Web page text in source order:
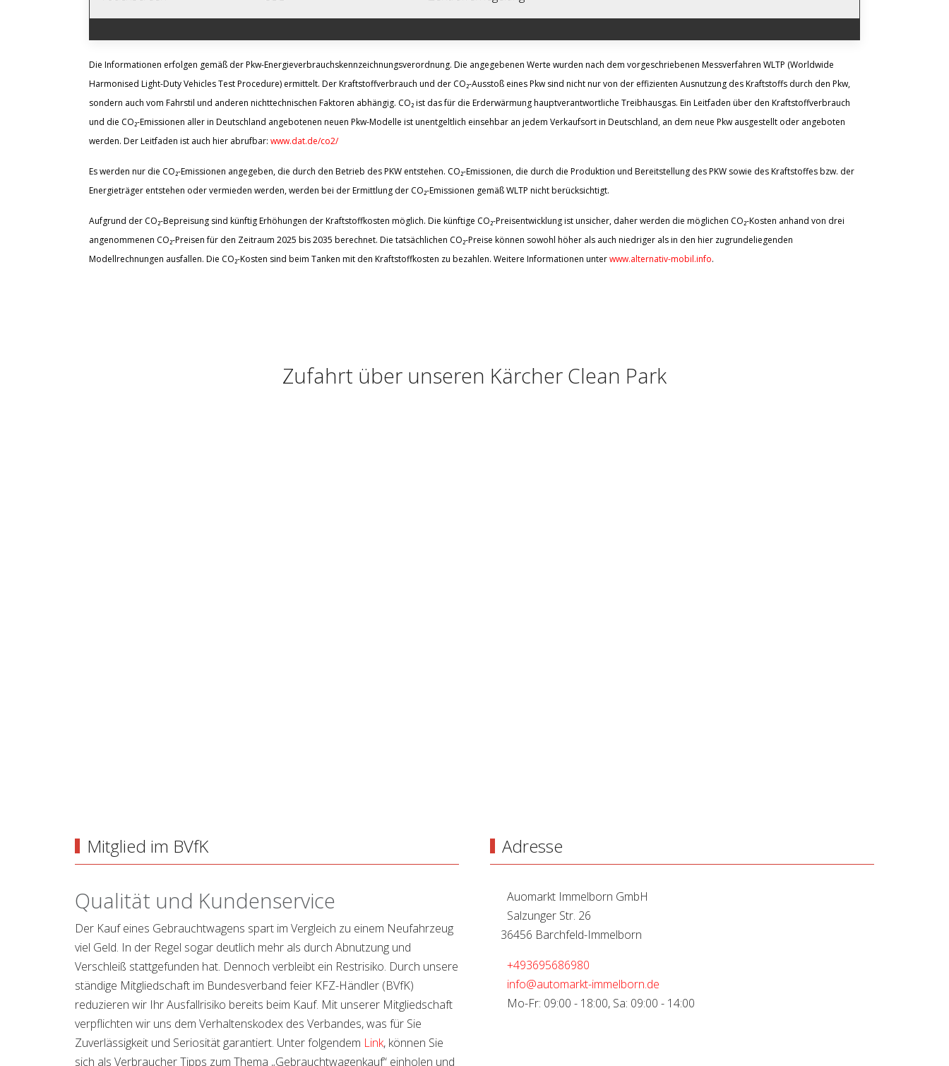
Die Informationen erfolgen gemäß der Pkw-Energieverbrauchskennzeichnungsverordnung. Die angegebenen Werte wurden nach dem vorgeschriebenen Messverfahren WLTP (Worldwide
Harmonised Light-Duty Vehicles Test Procedure) ermittelt. Der Kraftstoffverbrauch und der CO₂-Ausstoß eines Pkw sind nicht nur von der effizienten Ausnutzung des Kraftstoffs durch den Pkw,
sondern auch vom Fahrstil und anderen nichttechnischen Faktoren abhängig. CO₂ ist das für die Erderwärmung hauptverantwortliche Treibhausgas. Ein Leitfaden über den Kraftstoffverbrauch
und die CO₂-Emissionen aller in Deutschland angebotenen neuen Pkw-Modelle ist unentgeltlich einsehbar an jedem Verkaufsort in Deutschland, an dem neue Pkw ausgestellt oder angeboten
werden. Der Leitfaden ist auch hier abrufbar: www.dat.de/co2/
Es werden nur die CO₂-Emissionen angegeben, die durch den Betrieb des PKW entstehen. CO₂-Emissionen, die durch die Produktion und Bereitstellung des PKW sowie des Kraftstoffes bzw. der
Energieträger entstehen oder vermieden werden, werden bei der Ermittlung der CO₂-Emissionen gemäß WLTP nicht berücksichtigt.
Aufgrund der CO₂-Bepreisung sind künftig Erhöhungen der Kraftstoffkosten möglich. Die künftige CO₂-Preisentwicklung ist unsicher, daher werden die möglichen CO₂-Kosten anhand von drei
angenommenen CO₂-Preisen für den Zeitraum 2025 bis 2035 berechnet. Die tatsächlichen CO₂-Preise können sowohl höher als auch niedriger als in den hier zugrundeliegenden
Modellrechnungen ausfallen. Die CO₂-Kosten sind beim Tanken mit den Kraftstoffkosten zu bezahlen. Weitere Informationen unterwww.alternativ-mobil.info.
Zufahrt über unseren Kärcher Clean Park
Mitglied im BVfK
Qualität und Kundenservice
Der Kauf eines Gebrauchtwagens spart im Vergleich zu einem Neufahrzeug
viel Geld. In der Regel sogar deutlich mehr als durch Abnutzung und
Verschleiß stattgefunden hat. Dennoch verbleibt ein Restrisiko. Durch unsere
ständige Mitgliedschaft im Bundesverband feier KFZ-Händler (BVfK)
reduzieren wir Ihr Ausfallrisiko bereits beim Kauf. Mit unserer Mitgliedschaft
verpflichten wir uns dem Verhaltenskodex des Verbandes, was für Sie
Zuverlässigkeit und Seriosität garantiert. Unter folgendem Link, können Sie
sich als Verbraucher Tipps zum Thema „Gebrauchtwagenkauf“ einholen und
Adresse
Auomarkt Immelborn GmbH
Salzunger Str. 26
36456 Barchfeld-Immelborn
+493695686980
info@automarkt-immelborn.de
Mo-Fr: 09:00 - 18:00, Sa: 09:00 - 14:00